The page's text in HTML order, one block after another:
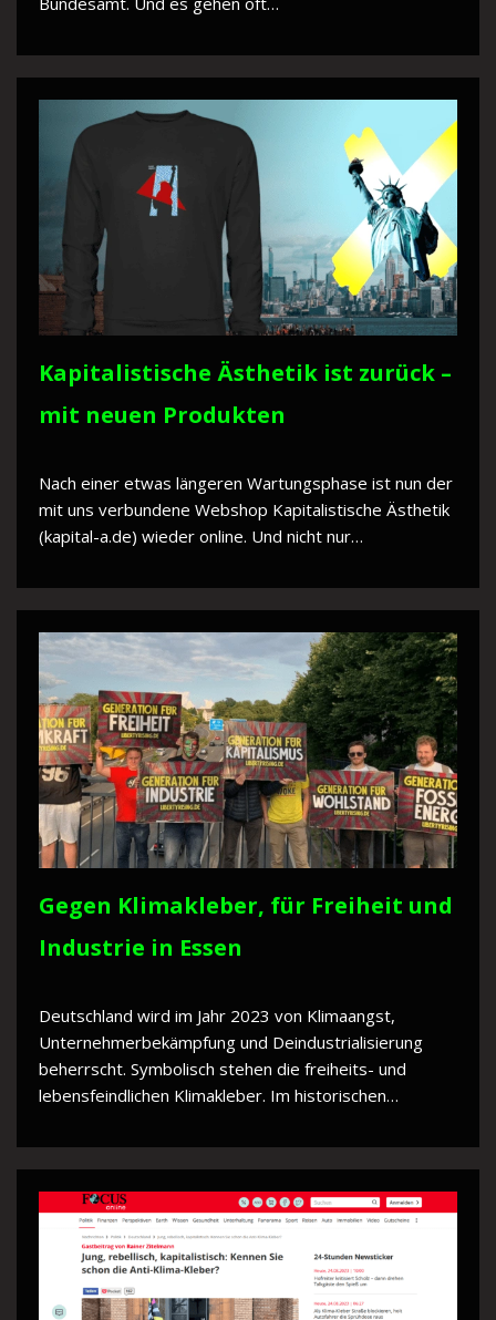
Kapitalistische Ästhetik ist zurück –
mit neuen Produkten
Nach einer etwas längeren Wartungsphase ist nun der
mit uns verbundene Webshop Kapitalistische Ästhetik
(kapital-a.de) wieder online. Und nicht nur…
Gegen Klimakleber, für Freiheit und
Industrie in Essen
Deutschland wird im Jahr 2023 von Klimaangst,
Unternehmerbekämpfung und Deindustrialisierung
beherrscht. Symbolisch stehen die freiheits- und
lebensfeindlichen Klimakleber. Im historischen…